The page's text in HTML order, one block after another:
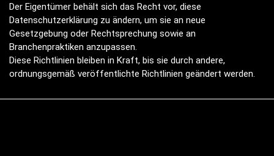
Der Eigentümer behält sich das Recht vor, diese
Datenschutzerklärung zu ändern, um sie an neue
Gesetzgebung oder Rechtsprechung sowie an
Branchenpraktiken anzupassen.
Diese Richtlinien bleiben in Kraft, bis sie durch andere,
ordnungsgemäß veröffentlichte Richtlinien geändert werden.